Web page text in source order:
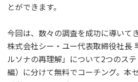
とができます。
今回は、数々の調査を成功に導いて
株式会社シー・ユー代表取締役社長
ルソナの再理解」について2つのス
編）に分けて無料でコーチング。本